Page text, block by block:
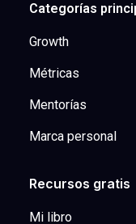
Categorías
Growth
Métricas
Mentorías
Marca personal
Recursos gratis
Mi libro